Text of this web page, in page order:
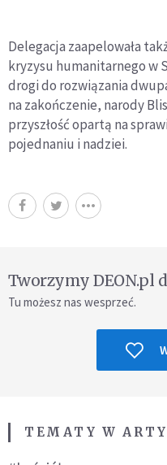
Delegacja zaapelowała
kryzysu humanitarnego w
drogi do rozwiązania
na zakończenie, narody
przyszłość opartą na
pojednaniu i nadziei.
Tworzymy DEON.pl
Tu możesz nas wesprzeć.
TEMATY W